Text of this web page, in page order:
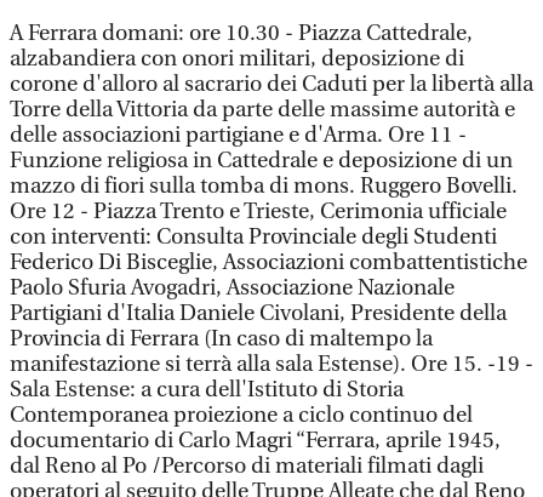
A Ferrara domani: ore 10.30 - Piazza Cattedrale,
alzabandiera con onori militari, deposizione di
corone d'alloro al sacrario dei Caduti per la libertà alla
Torre della Vittoria da parte delle massime autorità e
delle associazioni partigiane e d'Arma. Ore 11 -
Funzione religiosa in Cattedrale e deposizione di un
mazzo di fiori sulla tomba di mons. Ruggero Bovelli.
Ore 12 - Piazza Trento e Trieste, Cerimonia ufficiale
con interventi: Consulta Provinciale degli Studenti
Federico Di Bisceglie, Associazioni combattentistiche
Paolo Sfuria Avogadri, Associazione Nazionale
Partigiani d'Italia Daniele Civolani, Presidente della
Provincia di Ferrara (In caso di maltempo la
manifestazione si terrà alla sala Estense). Ore 15. -19 -
Sala Estense: a cura dell'Istituto di Storia
Contemporanea proiezione a ciclo continuo del
documentario di Carlo Magri “Ferrara, aprile 1945,
dal Reno al Po /Percorso di materiali filmati dagli
operatori al seguito delle Truppe Alleate che dal Reno